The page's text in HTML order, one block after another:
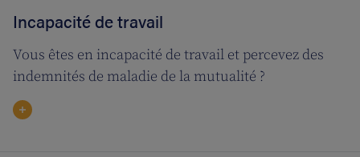
Incapacité de travail
Vous êtes en incapacité de travail et percevez des
indemnités de maladie de la mutualité ?